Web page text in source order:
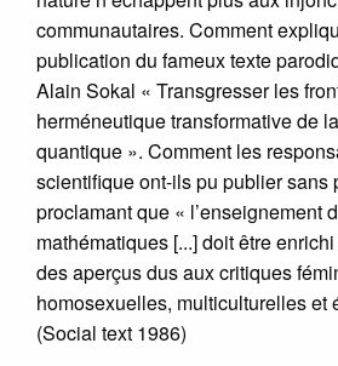
communautaires. Comment
publication du fameux texte
Alain Sokal « Transgresser les
herméneutique transformative de
quantique ». Comment les
scientifique ont-ils pu publier sans
proclamant que « l’enseignement
mathématiques [...] doit être
des aperçus dus aux critiques
homosexuelles, multiculturelles et
(Social text 1986)